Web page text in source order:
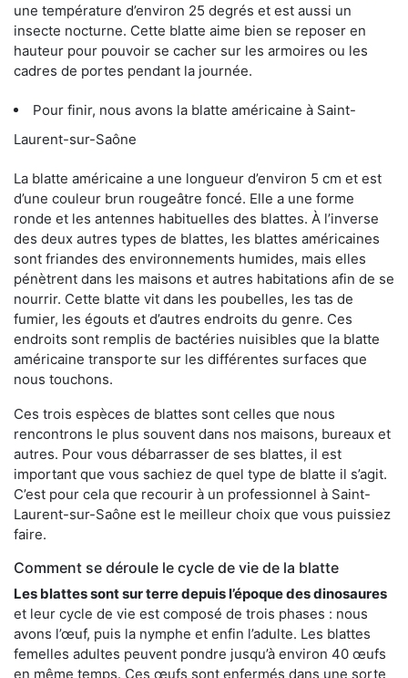
une température d’environ 25 degrés et est aussi un
insecte nocturne. Cette blatte aime bien se reposer en
hauteur pour pouvoir se cacher sur les armoires ou les
cadres de portes pendant la journée.
Pour finir, nous avons la blatte américaine à Saint-
Laurent-sur-Saône
La blatte américaine a une longueur d’environ 5 cm et est
d’une couleur brun rougeâtre foncé. Elle a une forme
ronde et les antennes habituelles des blattes. À l’inverse
des deux autres types de blattes, les blattes américaines
sont friandes des environnements humides, mais elles
pénètrent dans les maisons et autres habitations afin de se
nourrir. Cette blatte vit dans les poubelles, les tas de
fumier, les égouts et d’autres endroits du genre. Ces
endroits sont remplis de bactéries nuisibles que la blatte
américaine transporte sur les différentes surfaces que
nous touchons.
Ces trois espèces de blattes sont celles que nous
rencontrons le plus souvent dans nos maisons, bureaux et
autres. Pour vous débarrasser de ses blattes, il est
important que vous sachiez de quel type de blatte il s’agit.
C’est pour cela que recourir à un professionnel à Saint-
Laurent-sur-Saône est le meilleur choix que vous puissiez
faire.
Comment se déroule le cycle de vie de la blatte
Les blattes sont sur terre depuis l’époque des dinosaures
et leur cycle de vie est composé de trois phases : nous
avons l’œuf, puis la nymphe et enfin l’adulte. Les blattes
femelles adultes peuvent pondre jusqu’à environ 40 œufs
en même temps. Ces œufs sont enfermés dans une sorte